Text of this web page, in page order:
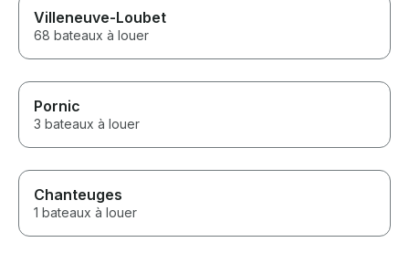
Villeneuve-Loubet
68 bateaux à louer
Pornic
3 bateaux à louer
Chanteuges
1 bateaux à louer